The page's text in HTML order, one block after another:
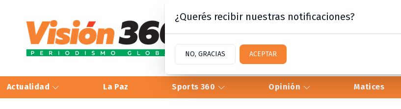
Actualidad La Paz Sports 360 Opinión Matices
¿Querés recibir nuestras notificaciones?
NO, GRACIAS ACEPTAR